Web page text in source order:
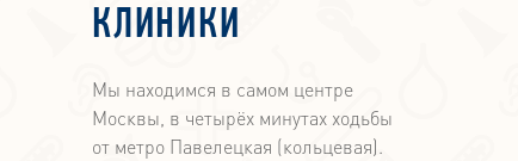
КЛИНИКИ
Мы находимся в самом центре
Москвы, в четырёх минутах ходьбы
от метро Павелецкая (кольцевая).